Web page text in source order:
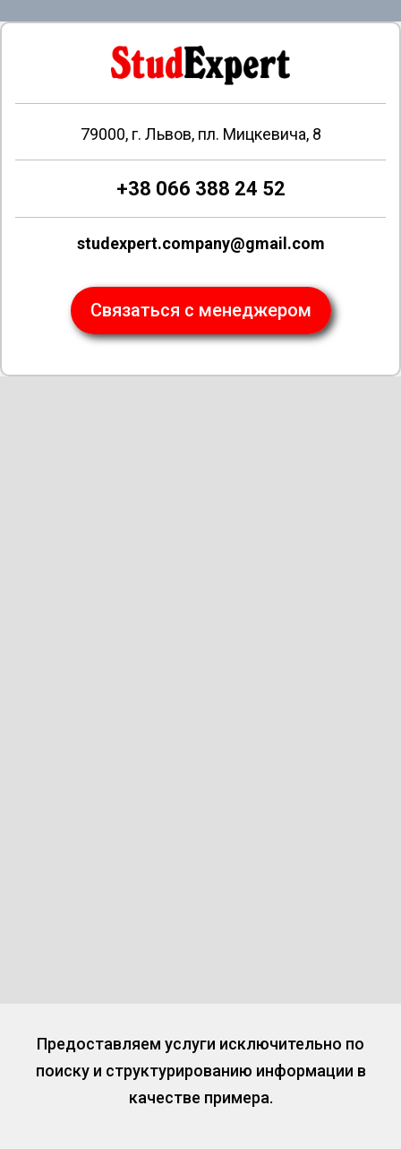
79000, г. Львов, пл. Мицкевича, 8
+38 066 388 24 52
studexpert.company@gmail.com
Связаться с менеджером
Предоставляем услуги исключительно по
поиску и структурированию информации в
качестве примера.